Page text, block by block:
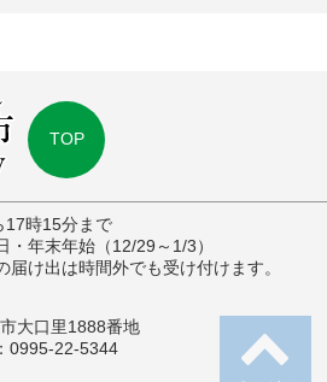
TOP
時15分まで
年末年始（12/29～1/3）
け出は時間外でも受け付けます。
大口里1888番地
0995-22-5344